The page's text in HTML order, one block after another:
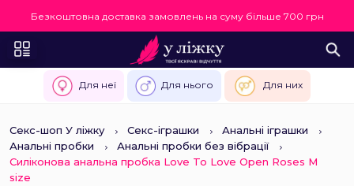
Безкоштовна доставка замовлень на суму більше 700 грн
Для неї Для нього Для них
Секс-шоп У ліжку Секс-іграшки
Анальні іграшки
Анальні пробки
Анальні пробки без вібрації
Силіконова анальна пробка Love To Love Open Roses M
size